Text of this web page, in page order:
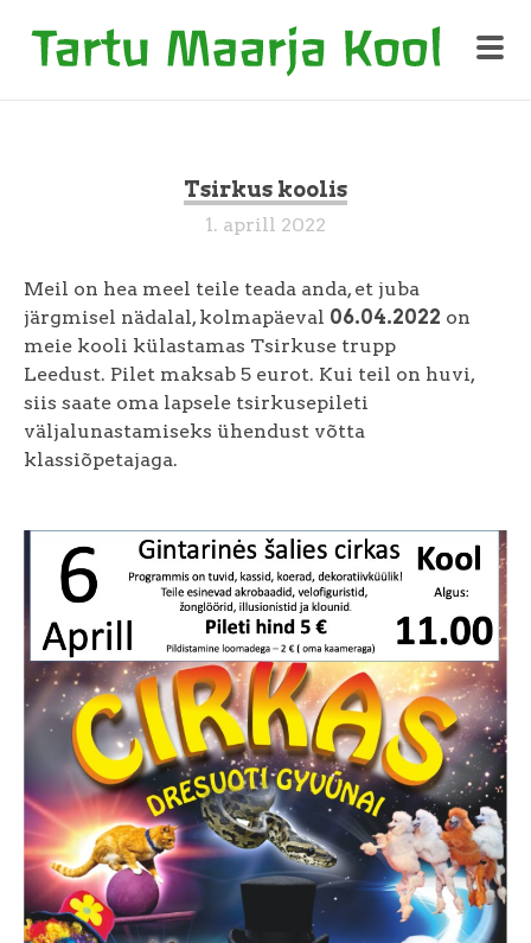
Tsirkus koolis
1. aprill 2022
Meil on hea meel teile teada anda, et juba
järgmisel nädalal, kolmapäeval 06.04.2022 on
meie kooli külastamas Tsirkuse trupp
Leedust. Pilet maksab 5 eurot. Kui teil on huvi,
siis saate oma lapsele tsirkusepileti
väljalunastamiseks ühendust võtta
klassiõpetajaga.